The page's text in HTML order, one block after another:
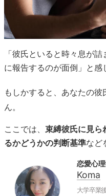
「彼氏といると時々息が
に報告するのが面倒」と感
もしかすると、あなたの彼
ん。
ここでは、 束縛彼氏に見ら
るかどうかの判断基準など
恋愛心
Koma
大学卒業